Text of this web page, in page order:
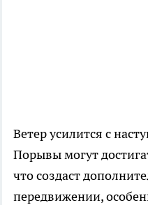
Ветер усилится с
Порывы могут
что создаст
передвижении,